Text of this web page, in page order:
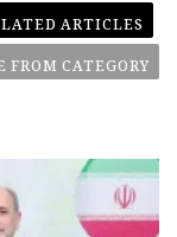
ARTICLES
FROM CATEGORY